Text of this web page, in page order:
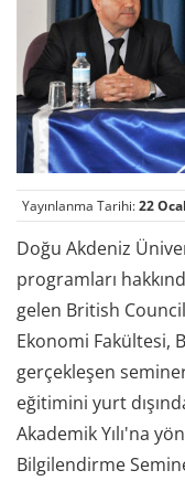
Yayınlanma Tarihi:22
Doğu Akdeniz
programları
gelen British
Ekonomi Fakültesi,
gerçekleşen
eğitimini yurt
Akademik Yılı'na
Bilgilendirme